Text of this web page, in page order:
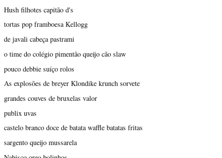
Hush filhotes capitão d's
tortas pop framboesa Kellogg
de javali cabeça pastrami
o time do colégio pimentão queijo cão slaw
pouco debbie suíço rolos
As explosões de breyer Klondike krunch sorvete
grandes couves de bruxelas valor
publix uvas
castelo branco doce de batata waffle batatas fritas
sargento queijo mussarela